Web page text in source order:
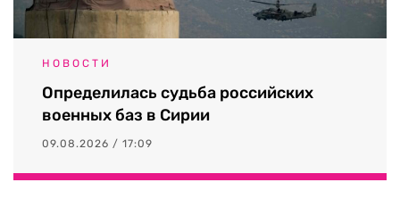
НОВОСТИ
Определилась судьба российских
военных баз в Сирии
09.08.2026 / 17:09